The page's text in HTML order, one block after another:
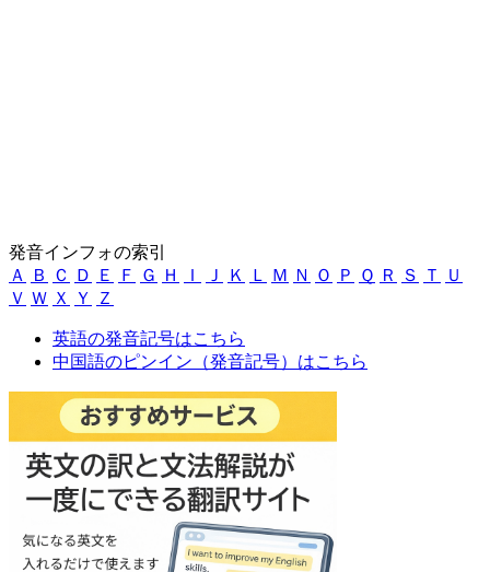
発音インフォの索引
Ａ
Ｂ Ｃ Ｄ Ｅ Ｆ Ｇ Ｈ Ｉ Ｊ Ｋ Ｌ Ｍ Ｎ Ｏ Ｐ Ｑ Ｒ Ｓ Ｔ
Ｕ
Ｖ Ｗ Ｘ Ｙ Ｚ
英語の発音記号はこちら
中国語のピンイン（発音記号）はこちら